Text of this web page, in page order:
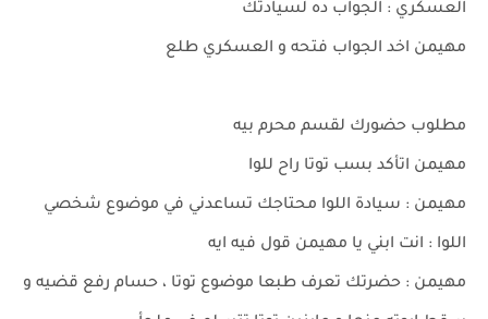
العسكري : الجواب ده لسيادتك
مهيمن اخد الجواب فتحه و العسكري طلع
مطلوب حضورك لقسم محرم بيه
مهيمن اتأكد بسب توتا راح للوا
مهيمن : سيادة اللوا محتاجك تساعدني في موضوع شخصي
اللوا : انت ابني يا مهيمن قول فيه ايه
مهيمن : حضرتك تعرف طبعا موضوع توتا ، حسام رفع قضيه و